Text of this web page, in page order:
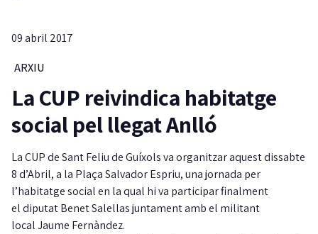
09 abril 2017
ARXIU
La CUP reivindica habitatge
social pel llegat Anlló
La CUP de Sant Feliu de Guíxols va organitzar aquest dissabte
8 d’Abril, a la Plaça Salvador Espriu, una jornada per
l’habitatge social en la qual hi va participar finalment
el diputat Benet Salellas juntament amb el militant
local Jaume Fernàndez.